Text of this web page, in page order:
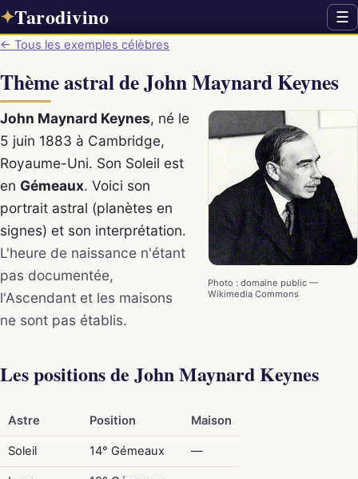
✦Tarodivino ☰
← Tous les exemples célèbres
Thème astral de John Maynard Keynes
Photo : domaine public —
Wikimedia Commons
John Maynard Keynes, né le
5 juin 1883 à Cambridge,
Royaume-Uni. Son Soleil est
en Gémeaux. Voici son
portrait astral (planètes en
signes) et son interprétation.
L'heure de naissance n'étant
pas documentée,
l'Ascendant et les maisons
ne sont pas établis.
Les positions de John Maynard Keynes
Astre Position Maison
Soleil 14° Gémeaux —